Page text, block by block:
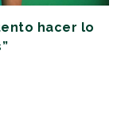
hacer lo